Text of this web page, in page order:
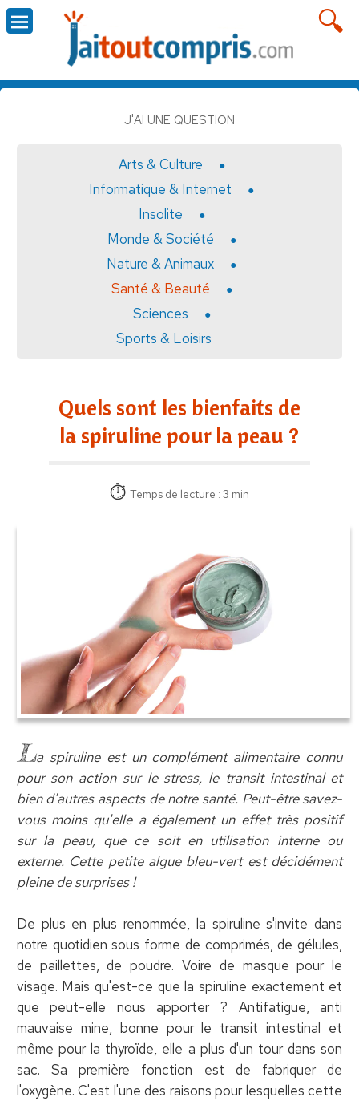
J'AI UNE QUESTION
Arts & Culture
Informatique & Internet
Insolite
Monde & Société
Nature & Animaux
Santé & Beauté
Sciences
Sports & Loisirs
Quels sont les bienfaits de
la spiruline pour la peau ?
Temps de lecture : 3 min
La spiruline est un complément alimentaire connu
pour son action sur le stress, le transit intestinal et
bien d'autres aspects de notre santé. Peut-être savez-
vous moins qu'elle a également un effet très positif
sur la peau, que ce soit en utilisation interne ou
externe. Cette petite algue bleu-vert est décidément
pleine de surprises !
De plus en plus renommée, la spiruline s'invite dans
notre quotidien sous forme de comprimés, de gélules,
de paillettes, de poudre. Voire de masque pour le
visage. Mais qu'est-ce que la spiruline exactement et
que peut-elle nous apporter ? Antifatigue, anti
mauvaise mine, bonne pour le transit intestinal et
même pour la thyroïde, elle a plus d'un tour dans son
sac. Sa première fonction est de fabriquer de
l'oxygène. C'est l'une des raisons pour lesquelles cette